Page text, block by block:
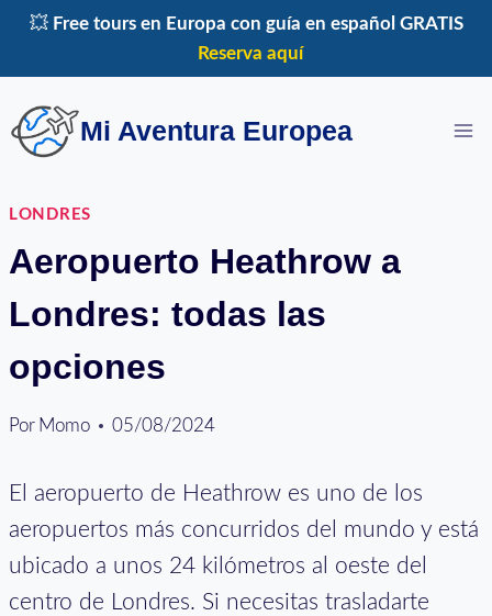
Saltar
💥 Free tours en Europa con guía en español GRATIS
Reserva aquí
Mi Aventura Europea
LONDRES
Aeropuerto Heathrow a
Londres: todas las
opciones
Por Momo 05/08/2024
El aeropuerto de Heathrow es uno de los
aeropuertos más concurridos del mundo y está
ubicado a unos 24 kilómetros al oeste del
centro de Londres. Si necesitas trasladarte